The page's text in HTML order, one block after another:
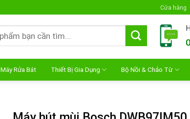
Cửa hàng
Máy Rửa Bát Thiết Bị Gia Dụng Bộ Nồi & Chảo Từ